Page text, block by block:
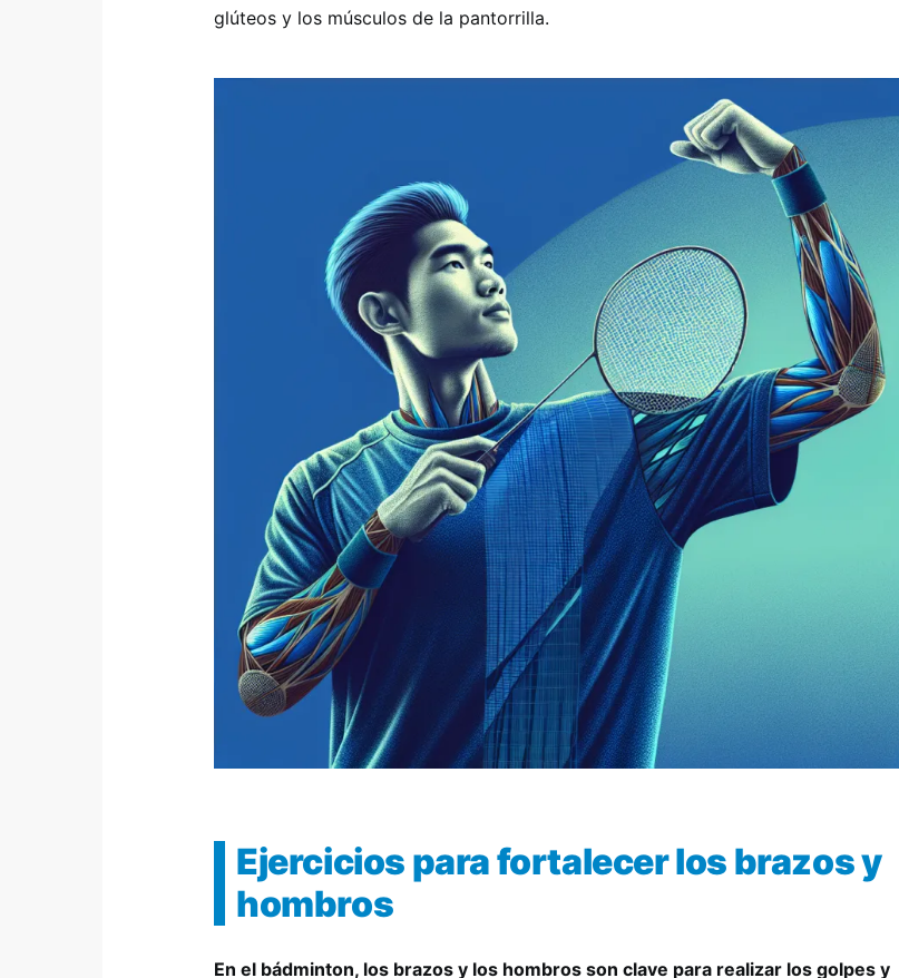
glúteos y los músculos de la pantorrilla.
Ejercicios para fortalecer los brazos y
hombros
En el bádminton, los brazos y los hombros son clave para realizar los golpes y